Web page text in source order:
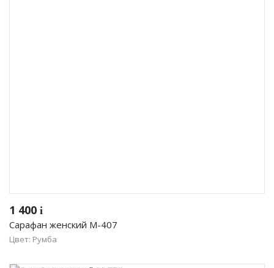
1 400 i
Сарафан женский М-407
Цвет: Румба